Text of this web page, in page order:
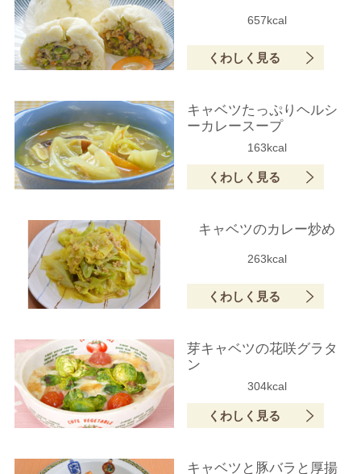
657kcal
くわしく見る
キャベツたっぷりヘルシ
ーカレースープ
163kcal
くわしく見る
キャベツのカレー炒め
263kcal
くわしく見る
芽キャベツの花咲グラタ
ン
304kcal
くわしく見る
キャベツと豚バラと厚揚